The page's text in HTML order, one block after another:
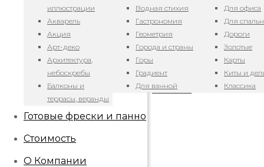
иллюстрации
Акварель
Акция
Арт-деко
Архитектура,
небоскребы
Балконы и
террасы, веранды
Водная стихия
Гастрономия
Геометрия
Города и страны
Горы
Градиент
Для ванной
Для офиса
Для
Дороги
Золотые
Карты
Киты и
Классика
Готовые фрески и панно
Стоимость
О Компании
06.12.2024
Арт. Акварельные
26.11.2024